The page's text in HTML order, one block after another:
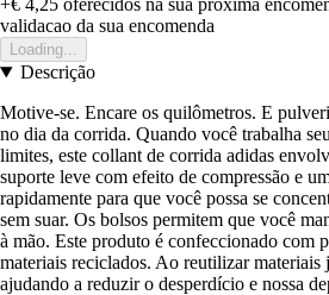
+€ 4,25 oferecidos na sua proxima
validacao da sua encomenda
Loading...
Descrição
Motive-se. Encare os quilômetros. E
no dia da corrida. Quando você trabalha
limites, este collant de corrida adidas
suporte leve com efeito de compressão e
rapidamente para que você possa se
sem suar. Os bolsos permitem que você
à mão. Este produto é confeccionado com
materiais reciclados. Ao reutilizar materiais
ajudando a reduzir o desperdício e nossa